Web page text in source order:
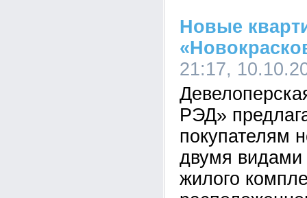
Новые
21:17,
РЭД»
покупателям
двумя видами
жилого